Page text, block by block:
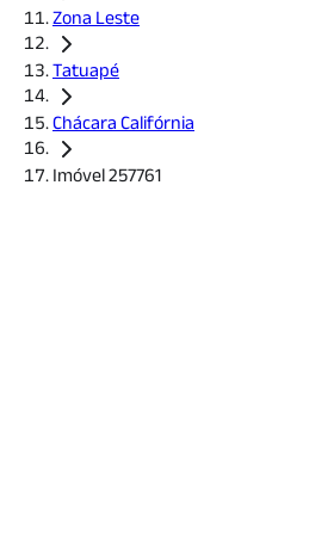
Zona Leste
Tatuapé
Chácara Califórnia
Imóvel 257761